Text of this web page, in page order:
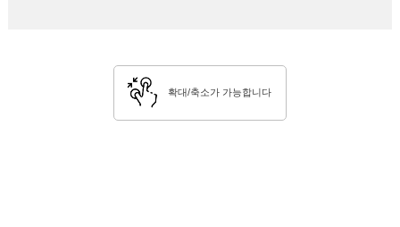
확대/축소가 가능합니다